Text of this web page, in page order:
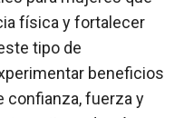
física y fortalecer
tipo de
beneficios
confianza, fuerza y